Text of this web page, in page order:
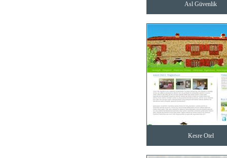
Asl Güvenlik
Kesre Otel